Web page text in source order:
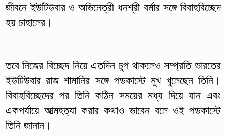
জীবনে ইউটিউবার ও অভিনেত্রী ধনশ্রী বর্মার সঙ্গে বিবাহবিচ্ছেদ
হয় চাহালের।
তবে নিজের বিচ্ছেদ নিয়ে এতদিন চুপ থাকলেও সম্প্রতি ভারতের
ইউটিউবার রাজ শামানির সঙ্গে পডকাস্টে মুখ খুলেছেন তিনি।
বিবাহবিচ্ছেদের পর তিনি কঠিন সময়ের মধ্য দিয়ে যান এবং
একপর্যায়ে আত্মহত্যা করার কথাও ভাবেন বলে ওই পডকাস্টে
তিনি জানান।